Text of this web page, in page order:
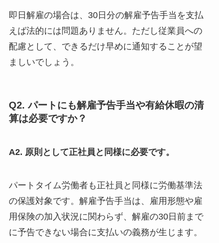
即日解雇の場合は、30日分の解雇予告手当を支払
えば法的には問題ありません。ただし従業員への
配慮として、できるだけ早めに通知することが望
ましいでしょう。
Q2. パートにも解雇予告手当や有給休暇の清
算は必要ですか？
A2. 原則として正社員と同様に必要です。
パートタイム労働者も正社員と同様に労働基準法
の保護対象です。解雇予告手当は、雇用形態や雇
用保険の加入状況に関わらず、解雇の30日前まで
に予告できない場合に支払いの義務が生じます。